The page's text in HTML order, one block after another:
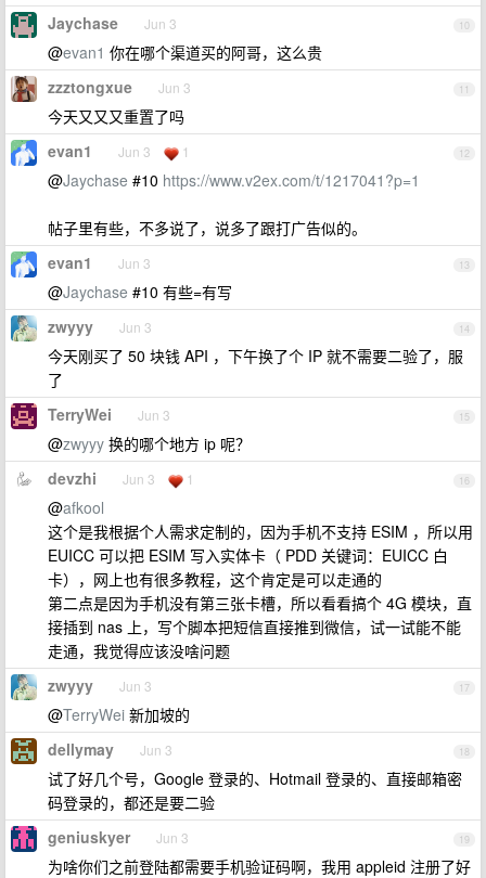
10
Jaychase Jun 3
@evan1 你在哪个渠道买的阿哥，这么贵
11
zzztongxue Jun 3
今天又又又重置了吗
12
evan1 Jun 3 1
@Jaychase #10 https://www.v2ex.com/t/1217041?p=1
帖子里有些，不多说了，说多了跟打广告似的。
13
evan1 Jun 3
@Jaychase #10 有些=有写
14
zwyyy Jun 3
今天刚买了 50 块钱 API ，下午换了个 IP 就不需要二验了，服
了
15
TerryWei Jun 3
@zwyyy 换的哪个地方 ip 呢？
16
devzhi Jun 3 1
@afkool
这个是我根据个人需求定制的，因为手机不支持 ESIM ，所以用
EUICC 可以把 ESIM 写入实体卡（ PDD 关键词：EUICC 白
卡），网上也有很多教程，这个肯定是可以走通的
第二点是因为手机没有第三张卡槽，所以看看搞个 4G 模块，直
接插到 nas 上，写个脚本把短信直接推到微信，试一试能不能
走通，我觉得应该没啥问题
17
zwyyy Jun 3
@TerryWei 新加坡的
18
dellymay Jun 3
试了好几个号，Google 登录的、Hotmail 登录的、直接邮箱密
码登录的，都还是要二验
19
geniuskyer Jun 3
为啥你们之前登陆都需要手机验证码啊，我用 appleid 注册了好